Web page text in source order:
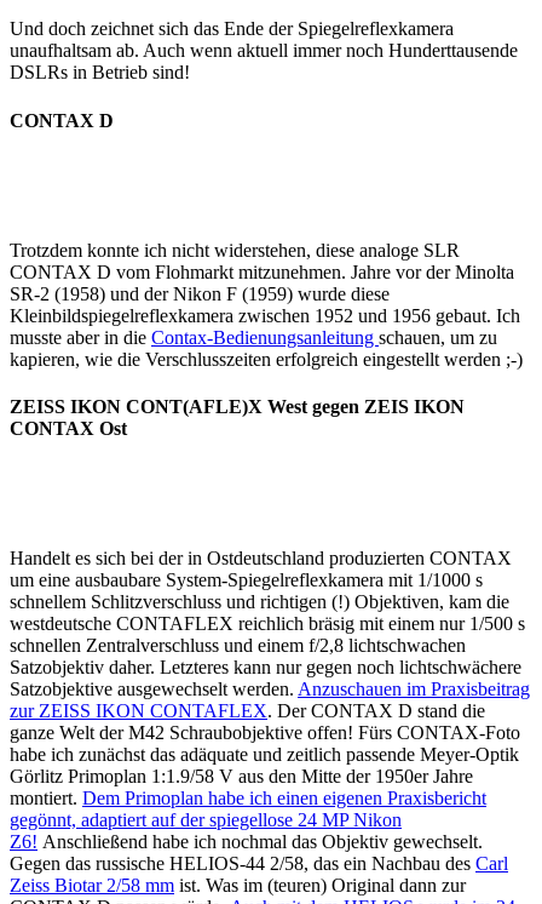
Und doch zeichnet sich das Ende der Spiegelreflexkamera
unaufhaltsam ab. Auch wenn aktuell immer noch Hunderttausende
DSLRs in Betrieb sind!
CONTAX D
Trotzdem konnte ich nicht widerstehen, diese analoge SLR
CONTAX D vom Flohmarkt mitzunehmen. Jahre vor der Minolta
SR-2 (1958) und der Nikon F (1959) wurde diese
Kleinbildspiegelreflexkamera zwischen 1952 und 1956 gebaut. Ich
musste aber in die Contax-Bedienungsanleitung schauen, um zu
kapieren, wie die Verschlusszeiten erfolgreich eingestellt werden ;-)
ZEISS IKON CONT(AFLE)X West gegen ZEIS IKON
CONTAX Ost
Handelt es sich bei der in Ostdeutschland produzierten CONTAX
um eine ausbaubare System-Spiegelreflexkamera mit 1/1000 s
schnellem Schlitzverschluss und richtigen (!) Objektiven, kam die
westdeutsche CONTAFLEX reichlich bräsig mit einem nur 1/500 s
schnellen Zentralverschluss und einem f/2,8 lichtschwachen
Satzobjektiv daher. Letzteres kann nur gegen noch lichtschwächere
Satzobjektive ausgewechselt werden. Anzuschauen im Praxisbeitrag
zur ZEISS IKON CONTAFLEX. Der CONTAX D stand die
ganze Welt der M42 Schraubobjektive offen! Fürs CONTAX-Foto
habe ich zunächst das adäquate und zeitlich passende Meyer-Optik
Görlitz Primoplan 1:1.9/58 V aus den Mitte der 1950er Jahre
montiert. Dem Primoplan habe ich einen eigenen Praxisbericht
gegönnt, adaptiert auf der spiegellose 24 MP Nikon
Z6! Anschließend habe ich nochmal das Objektiv gewechselt.
Gegen das russische HELIOS-44 2/58, das ein Nachbau des Carl
Zeiss Biotar 2/58 mm ist. Was im (teuren) Original dann zur